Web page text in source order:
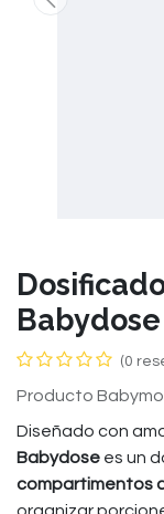
(0
Producto
Diseñado con
Babydose es un
compartimentos
organizar